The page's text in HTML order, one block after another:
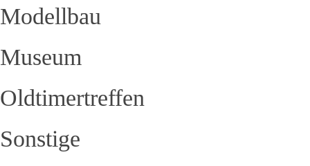
Modellbau
Museum
Oldtimertreffen
Sonstige